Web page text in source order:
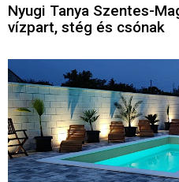
Nyugi Tanya Szentes-
vízpart, stég és csónak